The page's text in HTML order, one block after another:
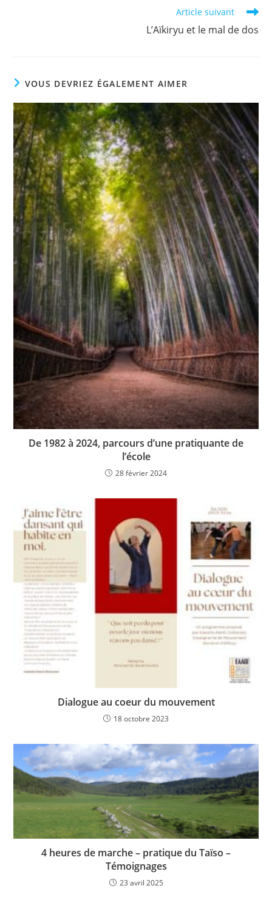
Article suivant
L’Aïkiryu et le mal de dos
VOUS DEVRIEZ ÉGALEMENT AIMER
De 1982 à 2024, parcours d’une pratiquante de
l’école
28 février 2024
Dialogue au coeur du mouvement
18 octobre 2023
4 heures de marche – pratique du Taïso –
Témoignages
23 avril 2025